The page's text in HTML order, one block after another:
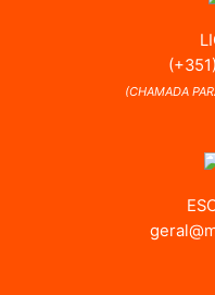
(CHAMADA